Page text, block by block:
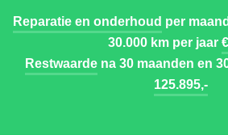
Reparatie en onderhoud per
30.000 km per jaar
Restwaardena 30 maanden en
125.895,-